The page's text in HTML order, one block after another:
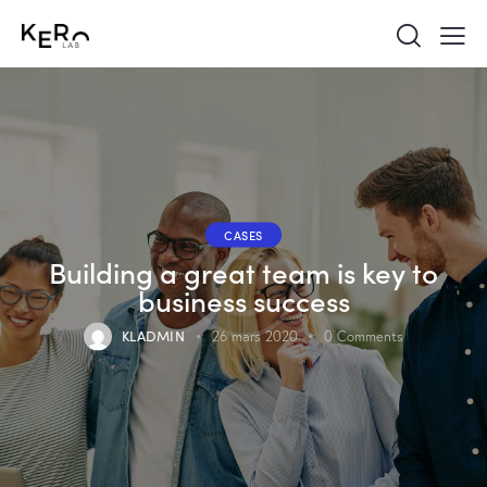
CASES
Building a great team is key to
business success
KLADMIN 26 mars 2020 0 Comments